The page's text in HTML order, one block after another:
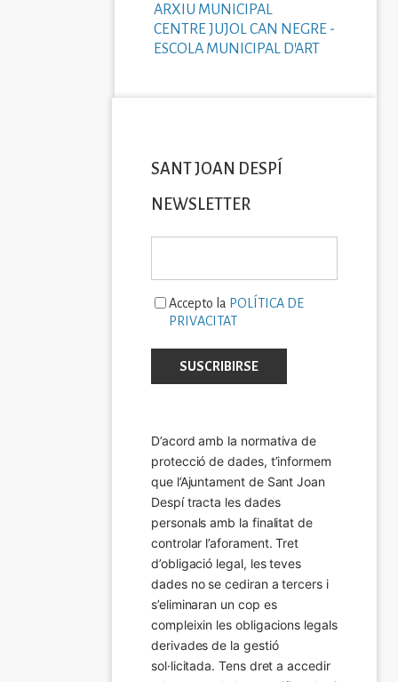
ARXIU MUNICIPAL
CENTRE JUJOL CAN NEGRE -
ESCOLA MUNICIPAL D'ART
SANT JOAN DESPÍ
NEWSLETTER
Accepto la POLÍTICA DE
PRIVACITAT
D’acord amb la normativa de
protecció de dades, t’informem
que l’Ajuntament de Sant Joan
Despí tracta les dades
personals amb la finalitat de
controlar l’aforament. Tret
d’obligació legal, les teves
dades no se cediran a tercers i
s’eliminaran un cop es
compleixin les obligacions legals
derivades de la gestió
sol·licitada. Tens dret a accedir